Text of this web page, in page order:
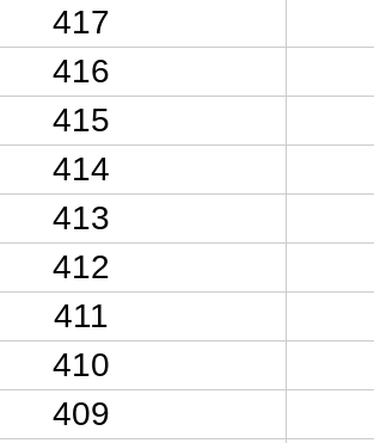
417
416
415
414
413
412
411
410
409